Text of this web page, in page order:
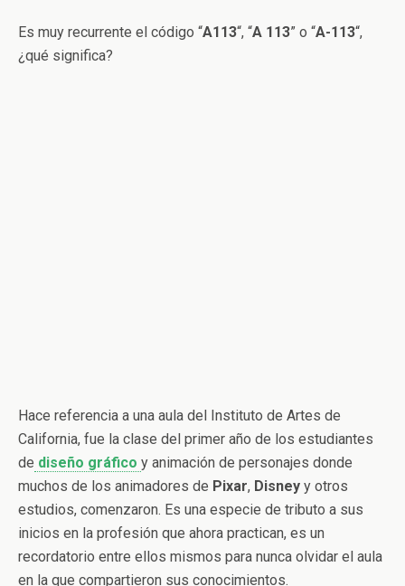
Es muy recurrente el código “A113“, “A 113” o “A-113“,
¿qué significa?
Hace referencia a una aula del Instituto de Artes de
California, fue la clase del primer año de los estudiantes
de diseño gráfico y animación de personajes donde
muchos de los animadores de Pixar, Disney y otros
estudios, comenzaron. Es una especie de tributo a sus
inicios en la profesión que ahora practican, es un
recordatorio entre ellos mismos para nunca olvidar el aula
en la que compartieron sus conocimientos.